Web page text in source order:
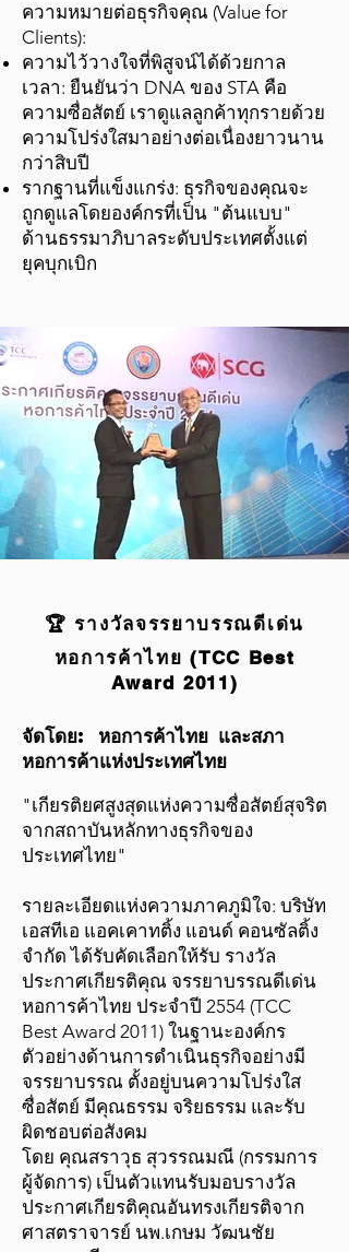
ความหมายต่อธุรกิจคุณ (Value for
Clients):
ความไว้วางใจที่พิสูจน์ได้ด้วยกาล
เวลา: ยืนยันว่า DNA ของ STA คือ
ความซื่อสัตย์ เราดูแลลูกค้าทุกรายด้วย
ความโปร่งใสมาอย่างต่อเนื่องยาวนาน
กว่าสิบปี
รากฐานที่แข็งแกร่ง: ธุรกิจของคุณจะ
ถูกดูแลโดยองค์กรที่เป็น "ต้นแบบ"
ด้านธรรมาภิบาลระดับประเทศตั้งแต่
ยุคบุกเบิก
🏆 รางวัลจรรยาบรรณดีเด่น
หอการค้าไทย (TCC Best
Award 2011)
จัดโดย: หอการค้าไทย และสภา
หอการค้าแห่งประเทศไทย
"เกียรติยศสูงสุดแห่งความซื่อสัตย์สุจริต
จากสถาบันหลักทางธุรกิจของ
ประเทศไทย"
รายละเอียดแห่งความภาคภูมิใจ: บริษัท
เอสทีเอ แอคเคาทติ้ง แอนด์ คอนซัลติ้ง
จำกัด ได้รับคัดเลือกให้รับ รางวัล
ประกาศเกียรติคุณ จรรยาบรรณดีเด่น
หอการค้าไทย ประจำปี 2554 (TCC
Best Award 2011) ในฐานะองค์กร
ตัวอย่างด้านการดำเนินธุรกิจอย่างมี
จรรยาบรรณ ตั้งอยู่บนความโปร่งใส
ซื่อสัตย์ มีคุณธรรม จริยธรรม และรับ
ผิดชอบต่อสังคม
โดย คุณสราวุธ สุวรรณมณี (กรรมการ
ผู้จัดการ) เป็นตัวแทนรับมอบรางวัล
ประกาศเกียรติคุณอันทรงเกียรติจาก
ศาสตราจารย์ นพ.เกษม วัฒนชัย